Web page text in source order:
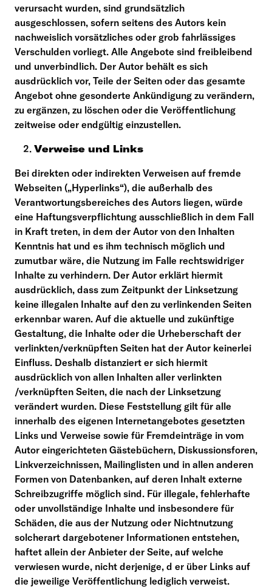
verursacht wurden, sind grundsätzlich
ausgeschlossen, sofern seitens des Autors kein
nachweislich vorsätzliches oder grob fahrlässiges
Verschulden vorliegt. Alle Angebote sind freibleibend
und unverbindlich. Der Autor behält es sich
ausdrücklich vor, Teile der Seiten oder das gesamte
Angebot ohne gesonderte Ankündigung zu verändern,
zu ergänzen, zu löschen oder die Veröffentlichung
zeitweise oder endgültig einzustellen.
Verweise und Links
Bei direkten oder indirekten Verweisen auf fremde
Webseiten („Hyperlinks“), die außerhalb des
Verantwortungsbereiches des Autors liegen, würde
eine Haftungsverpflichtung ausschließlich in dem Fall
in Kraft treten, in dem der Autor von den Inhalten
Kenntnis hat und es ihm technisch möglich und
zumutbar wäre, die Nutzung im Falle rechtswidriger
Inhalte zu verhindern. Der Autor erklärt hiermit
ausdrücklich, dass zum Zeitpunkt der Linksetzung
keine illegalen Inhalte auf den zu verlinkenden Seiten
erkennbar waren. Auf die aktuelle und zukünftige
Gestaltung, die Inhalte oder die Urheberschaft der
verlinkten/verknüpften Seiten hat der Autor keinerlei
Einfluss. Deshalb distanziert er sich hiermit
ausdrücklich von allen Inhalten aller verlinkten
/verknüpften Seiten, die nach der Linksetzung
verändert wurden. Diese Feststellung gilt für alle
innerhalb des eigenen Internetangebotes gesetzten
Links und Verweise sowie für Fremdeinträge in vom
Autor eingerichteten Gästebüchern, Diskussionsforen,
Linkverzeichnissen, Mailinglisten und in allen anderen
Formen von Datenbanken, auf deren Inhalt externe
Schreibzugriffe möglich sind. Für illegale, fehlerhafte
oder unvollständige Inhalte und insbesondere für
Schäden, die aus der Nutzung oder Nichtnutzung
solcherart dargebotener Informationen entstehen,
haftet allein der Anbieter der Seite, auf welche
verwiesen wurde, nicht derjenige, d er über Links auf
die jeweilige Veröffentlichung lediglich verweist.